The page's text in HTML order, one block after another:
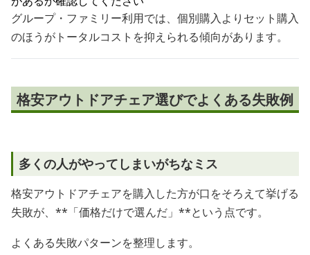
グループ・ファミリー利用では、個別購入よりセット購入
のほうがトータルコストを抑えられる傾向があります。
格安アウトドアチェア選びでよくある失敗例
多くの人がやってしまいがちなミス
格安アウトドアチェアを購入した方が口をそろえて挙げる
失敗が、**「価格だけで選んだ」**という点です。
よくある失敗パターンを整理します。